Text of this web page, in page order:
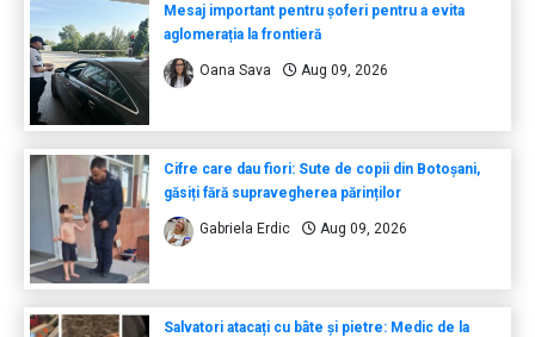
Mesaj important pentru șoferi pentru a evita
aglomerația la frontieră
Oana Sava Aug 09, 2026
Cifre care dau fiori: Sute de copii din Botoșani,
găsiți fără supravegherea părinților
Gabriela Erdic Aug 09, 2026
Salvatori atacați cu bâte și pietre: Medic de la